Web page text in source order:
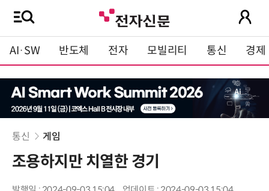
AI·SW 반도체 전자 모빌리티 통신 경제
통신 게임
조용하지만 치열한 경기